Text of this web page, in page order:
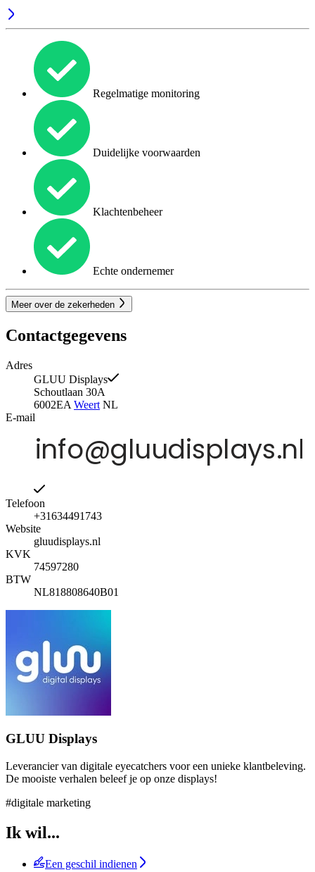
Regelmatige monitoring
Duidelijke voorwaarden
Klachtenbeheer
Echte ondernemer
Meer over de zekerheden
Contactgegevens
Adres
GLUU Displays
Schoutlaan 30A
6002EA Weert NL
E-mail
Telefoon
+31634491743
Website
gluudisplays.nl
KVK
74597280
BTW
NL818808640B01
GLUU Displays
Leverancier van digitale eyecatchers voor een unieke klantbeleving.
De mooiste verhalen beleef je op onze displays!
#digitale marketing
Ik wil...
Een geschil indienen